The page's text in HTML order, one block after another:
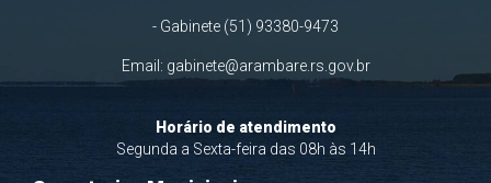
- Gabinete (51) 93380-9473
Email: gabinete@arambare.rs.gov.br
Horário de atendimento
Segunda a Sexta-feira das 08h às 14h